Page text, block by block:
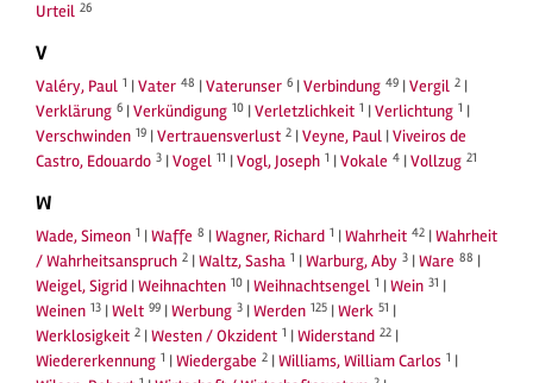
Urteil 26
V
Valéry, Paul 1 |Vater 48 |Vaterunser 6 |Verbindung 49 |Vergil 2 |
Verklärung 6 |Verkündigung 10 |Verletzlichkeit 1 |Verlichtung 1 |
Verschwinden 19 |Vertrauensverlust 2 |Veyne, Paul |Viveiros de
Castro, Edouardo 3 |Vogel 11 |Vogl, Joseph 1 |Vokale 4 |Vollzug 21
W
Wade, Simeon 1 |Waffe 8 |Wagner, Richard 1 |Wahrheit 42 |Wahrheit
/ Wahrheitsanspruch 2 |Waltz, Sasha 1 |Warburg, Aby 3 |Ware 88 |
Weigel, Sigrid |Weihnachten 10 |Weihnachtsengel 1 |Wein 31 |
Weinen 13 |Welt 99 |Werbung 3 |Werden 125 |Werk 51 |
Werklosigkeit 2 |Westen / Okzident 1 |Widerstand 22 |
Wiedererkennung 1 |Wiedergabe 2 |Williams, William Carlos 1 |